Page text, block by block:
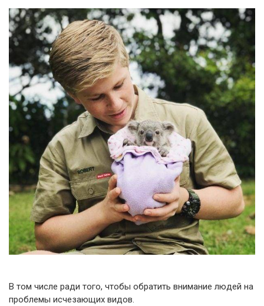
В том числе ради того, чтобы обратить внимание людей на
проблемы исчезающих видов.